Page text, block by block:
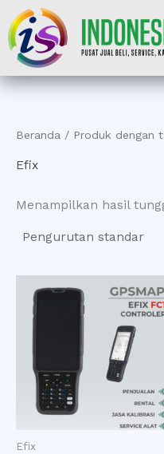
Lewati
ke
konten
Beranda / Produk dengan
Efix
Menampilkan hasil
Efix